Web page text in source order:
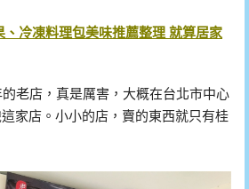
、冷凍料理包美味推薦整理 就算居家
老店，真是厲害，大概在台北市中心
家店。小小的店，賣的東西就只有桂